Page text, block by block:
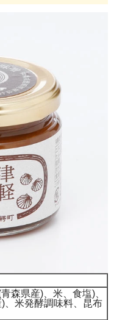
森県産)、米、食塩)、
、米発酵調味料、昆布